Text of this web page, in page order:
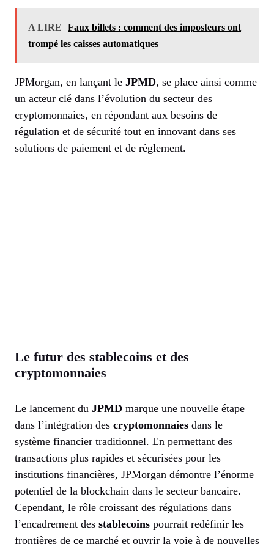
A LIRE
Faux billets : comment des imposteurs ont
trompé les caisses automatiques
JPMorgan, en lançant le JPMD, se place ainsi comme
un acteur clé dans l’évolution du secteur des
cryptomonnaies, en répondant aux besoins de
régulation et de sécurité tout en innovant dans ses
solutions de paiement et de règlement.
Le futur des stablecoins et des
cryptomonnaies
Le lancement du JPMD marque une nouvelle étape
dans l’intégration des cryptomonnaies dans le
système financier traditionnel. En permettant des
transactions plus rapides et sécurisées pour les
institutions financières, JPMorgan démontre l’énorme
potentiel de la blockchain dans le secteur bancaire.
Cependant, le rôle croissant des régulations dans
l’encadrement des stablecoins pourrait redéfinir les
frontières de ce marché et ouvrir la voie à de nouvelles